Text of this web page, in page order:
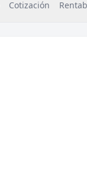
Cotización